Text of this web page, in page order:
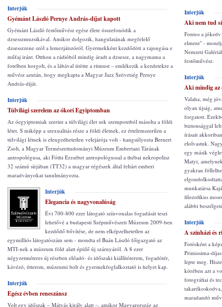
Interjúk
Gyémánt László Pernye András-díjat kapott
Gyémánt László festőművész egész élete összefonódik a
dzsesszmuzsikával. Amikor dolgozik, hangulatának megfelelő
dzsesszzene szól a lemezjátszóról. Gyermekként kezdődött a rajongása e
műfaj iránt. Otthon a rádióból mindig áradt a dzsessz, a nagymama a
fotelben horgolt, és a lábával ütötte a ritmust – emlékezik a kezdetekre a
művész azután, hogy megkapta a Magyar Jazz Szövetség Pernye
András-díját.
Interjúk
Túlvilági szerelem az ókori Egyiptomban
Az óegyiptomiak szerint a túlvilági élet sok szempontból másolta a földi
létet. S miképp a szexualitás része a földi életnek, ez értelemszerűen a
túlvilági létnek is elengedhetetlen velejárója volt - hangsúlyozta Bernert
Zsolt, a Magyar Természettudományi Múzeum Embertani Tárának
antropológusa, aki Fóthi Erzsébet antropológussal a thébai nekropolisz
32 számú sírjában (TT32) a magyar régészek által feltárt emberi
maradványokat tanulmányozta.
Interjúk
Elegancia és nagyvonalúság
Évi 700-800 ezer látogató színvonalas fogadását teszi
lehetővé a budapesti Szépművészeti Múzeum 2009-ben
kezdődő bővítése, de nem elképzelhetetlen az
egymilliós látogatószám sem - mondta el Baán László főigazgató az
MTI-nek a múzeum föld alatt épülő új szárnyáról. A 8 ezer
négyzetméteres új részben előadó- és időszaki kiállítóterem, fogadótér,
kávézó, étterem, múzeumi bolt és gyermekfoglalkoztató is helyet kap.
Interjúk
Egész évben reneszánsz
Volt egy időszak – Mátyás király alatt –, amikor Magyarország az
Interjúk
Aki nem tud
Fontos a jókedv
elment" -
Nemzeti
festőművész.
Interjúk
Aki mindig az
Valaha, még
olyan újság,
forgatott.
biztonsággal
írásait
elolvastuk.
egy másik
Matyi,
gyakran
munkatársa
filozofikus
alábbi
Interjúk
A színházi és
Fotósként a
Primissima-
lepte meg.
körében azt a
fotográfiai és
maradandó